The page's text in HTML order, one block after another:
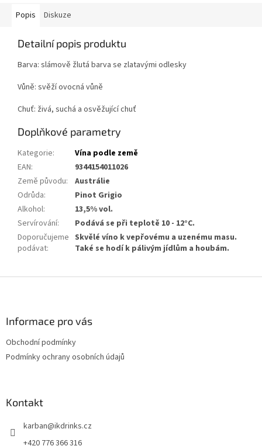
Popis Diskuze
Detailní popis produktu
Barva: slámově žlutá barva se zlatavými odlesky
Vůně: svěží ovocná vůně
Chuť: živá, suchá a osvěžující chuť
Doplňkové parametry
Kategorie:
Vína podle země
EAN:
9344154011026
Země původu:
Austrálie
Odrůda:
Pinot Grigio
Alkohol:
13,5% vol.
Servírování:
Podává se při teplotě 10 - 12°C.
Doporučujeme
podávat:
Skvělé víno k vepřovému a uzenému masu.
Také se hodí k pálivým jídlům a houbám.
Informace pro vás
Obchodní podmínky
Podmínky ochrany osobních údajů
Kontakt
karban@ikdrinks.cz
+420 776 366 316